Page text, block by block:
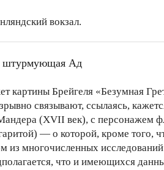
вокзал.
штурмующая Ад
картины Брейгеля «Безумная
связывают, ссылаясь,
(XVII век), с персонажем
— о которой, кроме того,
из многочисленных
что и имеющихся